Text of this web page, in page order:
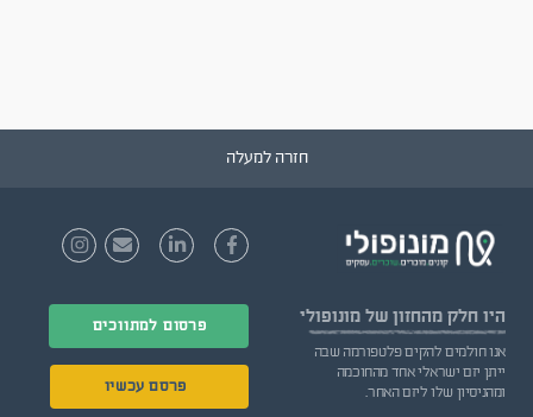
חזרה למעלה
היו חלק מהחזון של מונופולי
אנו חולמים להקים פלטפורמה שבה
ייתן יזם ישראלי אחד מהחוכמה
ומהניסיון שלו ליזם האחר.
פרסום למתווכים
פרסם עכשיו